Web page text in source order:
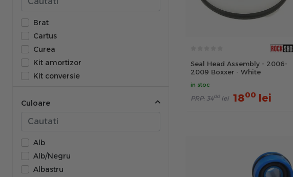
Service Rock Shox
Service Sram
Shimano
Sram
Topeak
Truvativ
Velosteel
Brat
Cartus
Curea
Kit amortizor
Kit conversie
Kit service
Monobloc pedalier
Rotita schimbator
Set
Set Garnituri
Culoare
Alb
Alb/Negru
Albastru
Seal Head Assembly - 2006-
2009 Boxxer - White
in stoc
PRP: 3400 lei 1800 lei